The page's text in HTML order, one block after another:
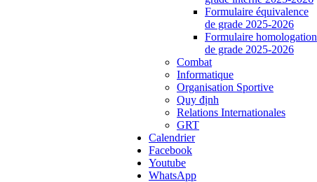
Formulaire équivalence
de grade 2025-2026
Formulaire homologation
de grade 2025-2026
Combat
Informatique
Organisation Sportive
Quy định
Relations Internationales
GRT
Calendrier
Facebook
Youtube
WhatsApp